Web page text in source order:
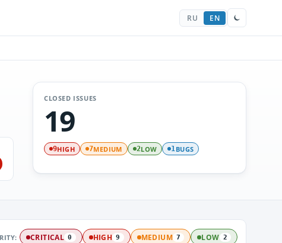
RU EN
CLOSED ISSUES
19
9HIGH 7MEDIUM 2LOW 1BUGS
CRITICAL 0 HIGH 9 MEDIUM 7 LOW 2